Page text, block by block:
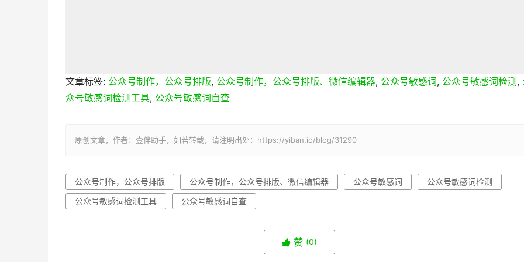
文章标签: 公众号制作，公众号排版, 公众号制作，公众号排版、微信编辑器, 公众号敏感词 , 公众号敏感词检测 ,
众号敏感词检测工具, 公众号敏感词自查
原创文章，作者：壹伴助手，如若转载，请注明出处：https://yiban.io/blog/31290
公众号制作，公众号排版 公众号制作，公众号排版、微信编辑器 公众号敏感词
公众号敏感词检测
公众号敏感词检测工具
公众号敏感词自查
赞 (0)